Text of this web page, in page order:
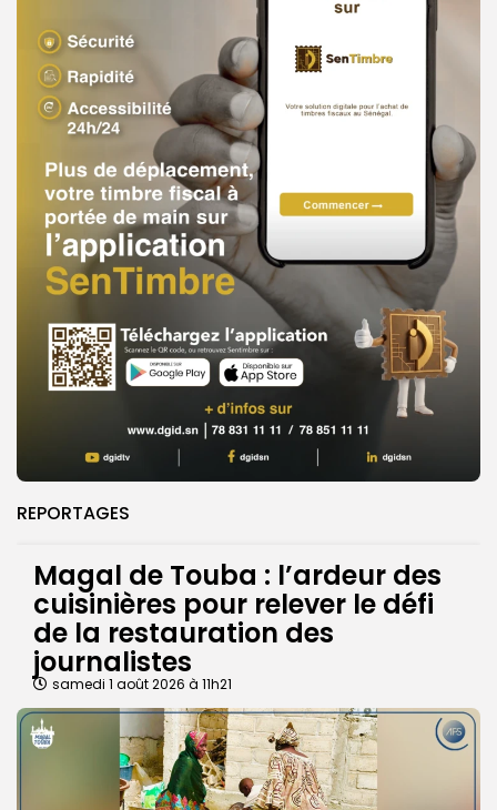
REPORTAGES
Magal de Touba : l’ardeur des
cuisinières pour relever le défi
de la restauration des
journalistes
samedi 1 août 2026 à 11h21